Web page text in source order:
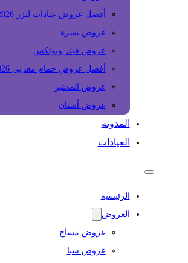
أفضل عروض عيادات ليزر 2026
عروض بشرة
عروض فيلر وبوتكس
أفضل عروض حمام مغربي 2026
عروض المختبر
عروض أسنان
المدونة
العيادات
الرئيسية
العروض
عروض مساج
عروض سبا